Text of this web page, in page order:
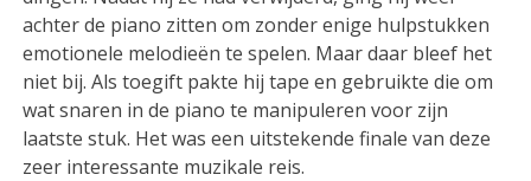
achter de piano zitten om zonder enige hulpstukken
emotionele melodieën te spelen. Maar daar bleef het
niet bij. Als toegift pakte hij tape en gebruikte die om
wat snaren in de piano te manipuleren voor zijn
laatste stuk. Het was een uitstekende finale van deze
zeer interessante muzikale reis.